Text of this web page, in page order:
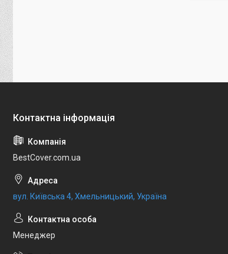
BestCover.com.ua
вул. Київська 4, Хмельницький, Україна
Менеджер